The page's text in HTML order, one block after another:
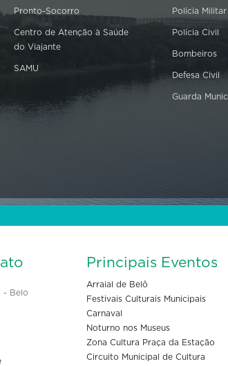
Pronto-Socorro
Centro de Atenção à Saúde
do Viajante
SAMU
Polícia Militar
Polícia Civil
Bombeiros
Defesa Civil
Guarda
- Belo
Principais Eventos
Arraial de Belô
Festivais Culturais Municipais
Carnaval
Noturno nos Museus
Zona Cultura Praça da Estação
Circuito Municipal de Cultura